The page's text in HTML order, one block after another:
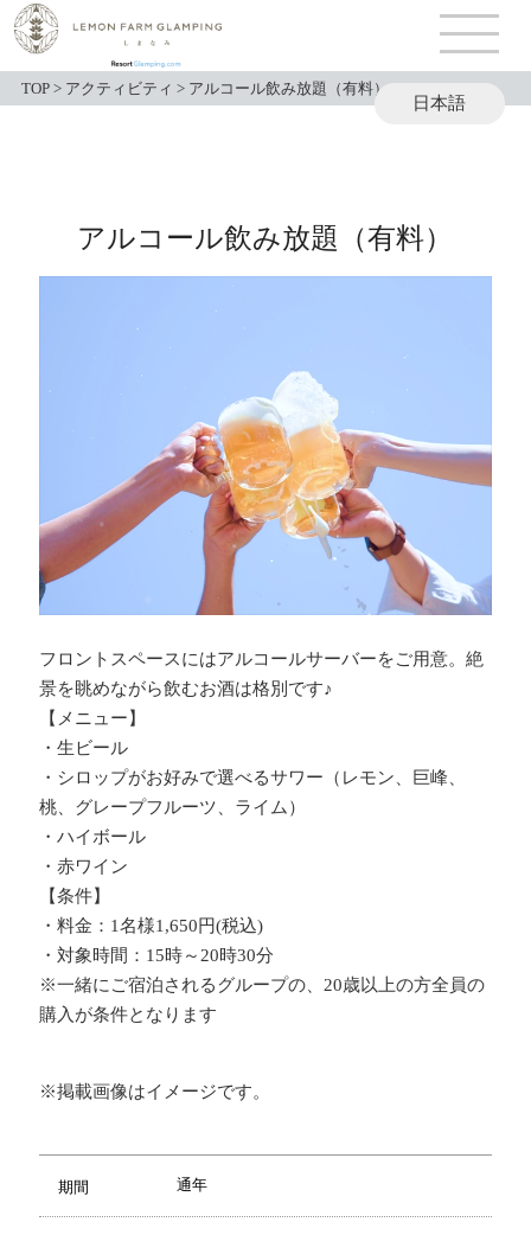
日本語
TOP > アクティビティ > アルコール飲み放題（有料）
アルコール飲み放題（有料）
フロントスペースにはアルコールサーバーをご用意。絶
景を眺めながら飲むお酒は格別です♪
【メニュー】
・生ビール
・シロップがお好みで選べるサワー（レモン、巨峰、
桃、グレープフルーツ、ライム）
・ハイボール
・赤ワイン
【条件】
・料金：1名様1,650円(税込)
・対象時間：15時～20時30分
※一緒にご宿泊されるグループの、20歳以上の方全員の
購入が条件となります
※掲載画像はイメージです。
期間 通年